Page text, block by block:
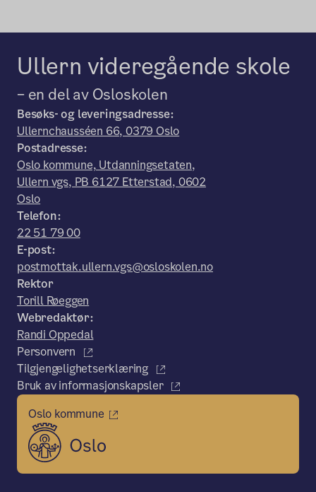
Ullern videregående skole
– en del av Osloskolen
Besøks- og leveringsadresse:
Ullernchausséen 66, 0379 Oslo
Postadresse:
Oslo kommune, Utdanningsetaten,
Ullern vgs, PB 6127 Etterstad, 0602
Oslo
Telefon:
22 51 79 00
E-post:
postmottak.ullern.vgs@osloskolen.no
Rektor
Torill Røeggen
Webredaktør:
Randi Oppedal
Personvern
Tilgjengelighetserklæring
Bruk av informasjonskapsler
Oslo kommune